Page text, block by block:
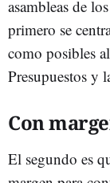
asambleas de
primero se
como posibles
Presupuestos y
Con
El segundo es